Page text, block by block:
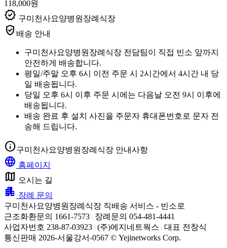
118,000원
verified 구미천사요양병원장례식장
verified_user 배송 안내
구미천사요양병원장례식장 전담팀이 직접 빈소 앞까지
안전하게 배송합니다.
평일/주말 오후 6시 이전 주문 시 2시간에서 4시간 내 당
일 배송됩니다.
당일 오후 6시 이후 주문 시에는 다음날 오전 9시 이후에
배송됩니다.
배송 완료 후 설치 사진을 주문자 휴대폰번호로 문자 전
송해 드립니다.
info구미천사요양병원장례식장 안내사항
language 홈페이지
map 오시는 길
apartment 장례 문의
구미천사요양병원장례식장 직배송 서비스 - 빈소로
근조화환문의 1661-7573
장례문의 054-481-4441
사업자번호 238-87-03923 (주)에지네트웍스
대표 전창식
통신판매 2026-서울강서-0567 © Yejinetworks Corp.